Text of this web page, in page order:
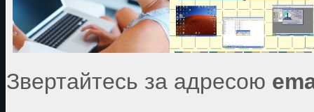
Звертайтесь за адресою